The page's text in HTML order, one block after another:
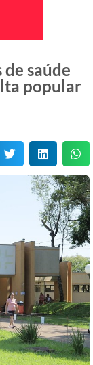
saúde
popular